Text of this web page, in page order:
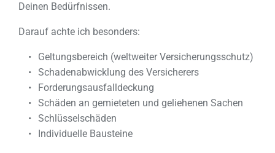
Deinen Bedürfnissen.
Darauf achte ich besonders:
Geltungsbereich (weltweiter Versicherungsschutz)
Schadenabwicklung des Versicherers
Forderungsausfalldeckung
Schäden an gemieteten und geliehenen Sachen
Schlüsselschäden
Individuelle Bausteine